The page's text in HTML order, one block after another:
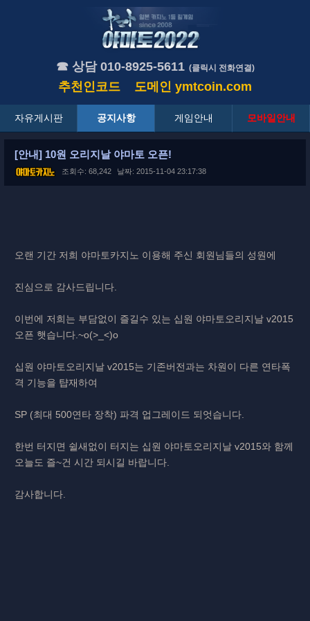
☎ 상담 010-8925-5611 (클릭시 전화연결)
추천인코드 도메인 ymtcoin.com
자유게시판 공지사항 게임안내 모바일안내
[안내] 10원 오리지날 야마토 오픈!
조회수: 68,242 날짜: 2015-11-04 23:17:38
오랜 기간 저희 야마토카지노 이용해 주신 회원님들의 성원에
진심으로 감사드립니다.
이번에 저희는 부담없이 즐길수 있는 십원 야마토오리지날 v2015
오픈 햇습니다.~o(>_<)o
십원 야마토오리지날 v2015는 기존버전과는 차원이 다른 연타폭
격 기능을 턉재하여
SP (최대 500연타 장착) 파격 업그레이드 되엇습니다.
한번 터지면 쉴새없이 터지는 십원 야마토오리지날 v2015와 함께
오늘도 즐~건 시간 되시길 바랍니다.
감사합니다.